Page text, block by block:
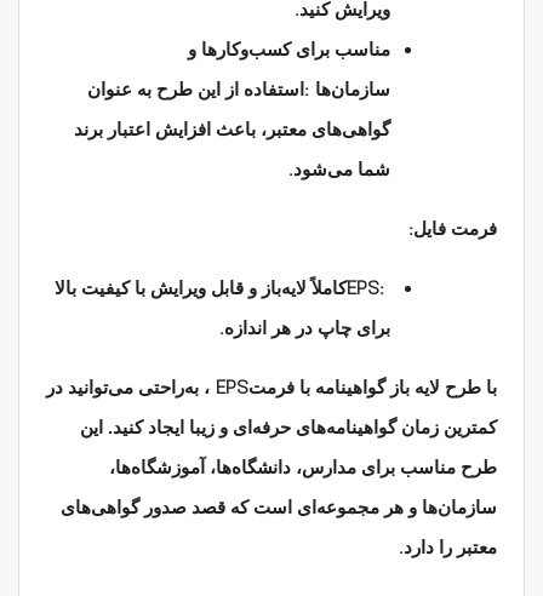
ویرایش کنید.
مناسب برای کسب‌وکارها و
سازمان‌ها : استفاده از این طرح به عنوان
گواهی‌های معتبر، باعث افزایش اعتبار برند
شما می‌شود.
فرمت فایل:
EPS:کاملاً لایه‌باز و قابل ویرایش با کیفیت بالا
برای چاپ در هر اندازه.
با طرح لایه باز گواهینامه با فرمتEPS ، به‌راحتی می‌توانید در
کمترین زمان گواهینامه‌های حرفه‌ای و زیبا ایجاد کنید. این
طرح مناسب برای مدارس، دانشگاه‌ها، آموزشگاه‌ها،
سازمان‌ها و هر مجموعه‌ای است که قصد صدور گواهی‌های
معتبر را دارد.